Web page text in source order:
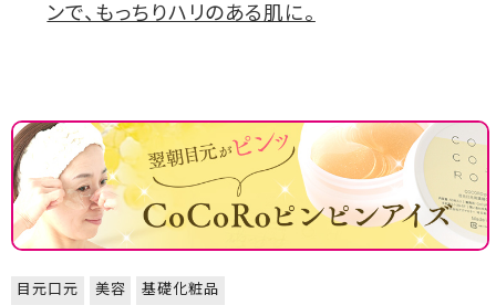
ンで、もっちりハリのある肌に。
目元口元 美容 基礎化粧品